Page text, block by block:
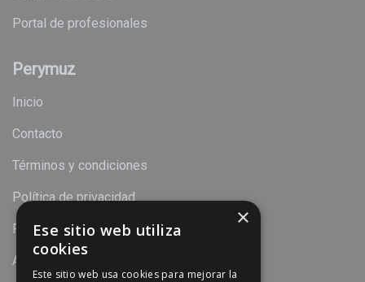
Portal de profesionales
Perymuz
Inicio
Contacto
Términos y condiciones
Política de privacidad
Política de cookies
Aviso legal
×
Ese sitio web utiliza
cookies
Este sitio web usa cookies para mejorar la